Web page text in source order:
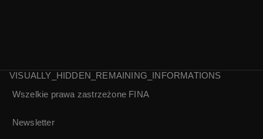
Ojcze masz |
Tłum. migowe
Ważki | Justyna
VISUALLY_HIDDEN_REMAINING_INFORMATIONS
Wszelkie prawa zastrzeżone FINA
Newsletter